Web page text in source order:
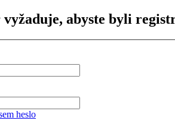
abyste byli
heslo